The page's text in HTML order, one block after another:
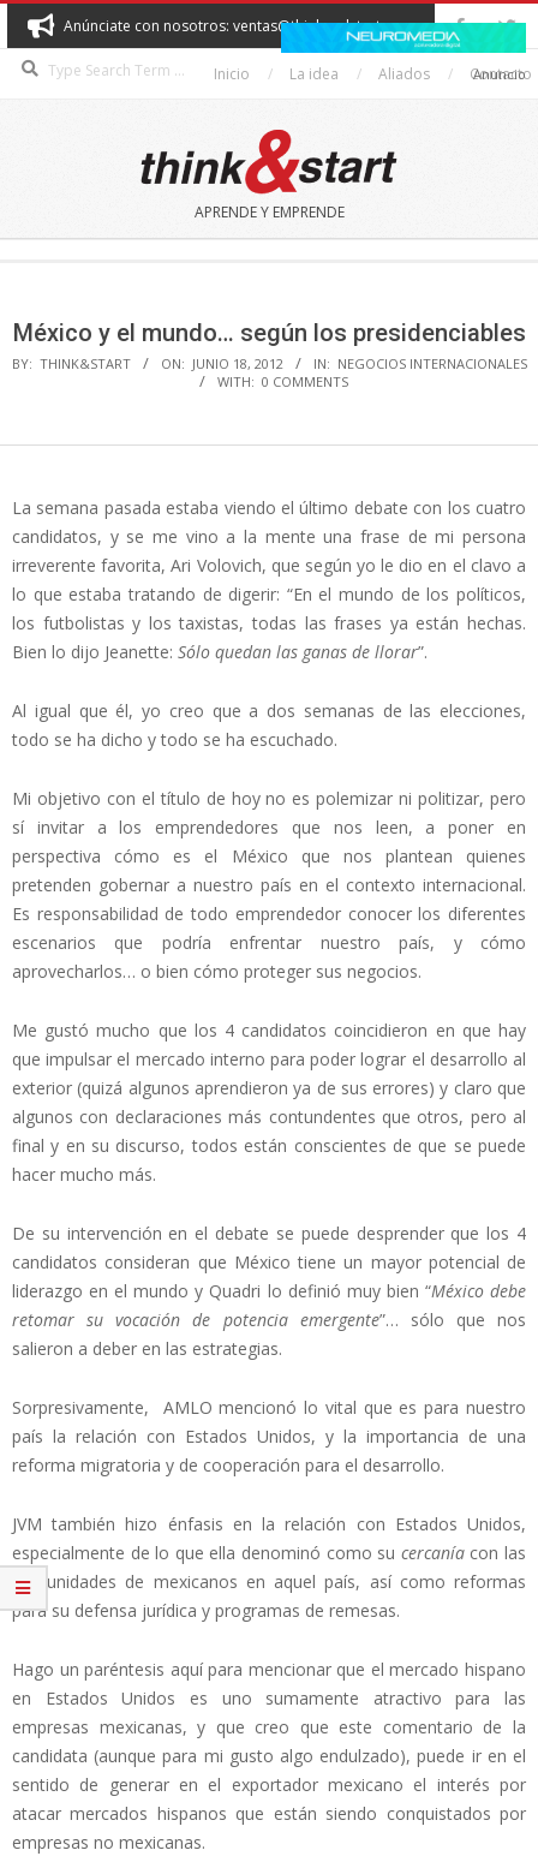
Skip
to
content
Anúnciate con nosotros: ventas@thinkandstart.com
Inicio La idea Aliados Contacto
THINK&START
APRENDE Y EMPRENDE
Anuncio
México y el mundo… según los presidenciables
BY: THINK&START ON: JUNIO 18, 2012 IN: NEGOCIOS INTERNACIONALES
WITH: 0 COMMENTS
La semana pasada estaba viendo el último debate con los cuatro
candidatos, y se me vino a la mente una frase de mi persona
irreverente favorita, Ari Volovich, que según yo le dio en el clavo a
lo que estaba tratando de digerir: “En el mundo de los políticos,
los futbolistas y los taxistas, todas las frases ya están hechas.
Bien lo dijo Jeanette: Sólo quedan las ganas de llorar”.
Al igual que él, yo creo que a dos semanas de las elecciones,
todo se ha dicho y todo se ha escuchado.
Mi objetivo con el título de hoy no es polemizar ni politizar, pero
sí invitar a los emprendedores que nos leen, a poner en
perspectiva cómo es el México que nos plantean quienes
pretenden gobernar a nuestro país en el contexto internacional.
Es responsabilidad de todo emprendedor conocer los diferentes
escenarios que podría enfrentar nuestro país, y cómo
aprovecharlos… o bien cómo proteger sus negocios.
Me gustó mucho que los 4 candidatos coincidieron en que hay
que impulsar el mercado interno para poder lograr el desarrollo al
exterior (quizá algunos aprendieron ya de sus errores) y claro que
algunos con declaraciones más contundentes que otros, pero al
final y en su discurso, todos están conscientes de que se puede
hacer mucho más.
De su intervención en el debate se puede desprender que los 4
candidatos consideran que México tiene un mayor potencial de
liderazgo en el mundo y Quadri lo definió muy bien “México debe
retomar su vocación de potencia emergente”… sólo que nos
salieron a deber en las estrategias.
Sorpresivamente, AMLO mencionó lo vital que es para nuestro
país la relación con Estados Unidos, y la importancia de una
reforma migratoria y de cooperación para el desarrollo.
JVM también hizo énfasis en la relación con Estados Unidos,
especialmente de lo que ella denominó como su cercanía con las
comunidades de mexicanos en aquel país, así como reformas
para su defensa jurídica y programas de remesas.
Hago un paréntesis aquí para mencionar que el mercado hispano
en Estados Unidos es uno sumamente atractivo para las
empresas mexicanas, y que creo que este comentario de la
candidata (aunque para mi gusto algo endulzado), puede ir en el
sentido de generar en el exportador mexicano el interés por
atacar mercados hispanos que están siendo conquistados por
empresas no mexicanas.